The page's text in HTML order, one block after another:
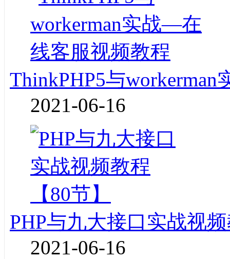
ThinkPHP5与
2021-06-16
PHP与九大接口实战视
2021-06-16